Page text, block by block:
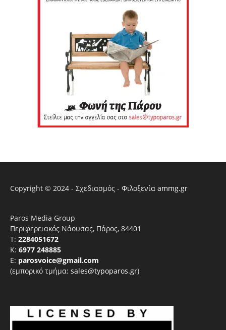
Copyright © 2024 - Σχεδιασμός - Φιλοξενία ammg.gr
Paros Media Group
Περιφερειακός Νάουσας, Πάρος, 84401
T: 2284051672
Κ: 6977 248885
E: parosvoice@gmail.com
(εμπορικό τμήμα: sales@typoparos.gr)